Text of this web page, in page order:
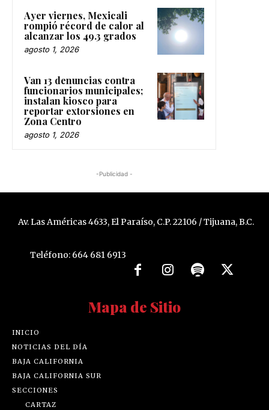
Ayer viernes, Mexicali
rompió récord de calor al
alcanzar los 49.3 grados
agosto 1, 2026
Van 13 denuncias contra
funcionarios municipales;
instalan kiosco para
reportar extorsiones en
Zona Centro
agosto 1, 2026
-Publicidad -
Av. Las Américas 4633, El Paraíso, C.P. 22106 / Tijuana, B.C.
Teléfono: 664 681 6913
Mapa de Sitio
INICIO
NOTICIAS DEL DÍA
BAJA CALIFORNIA
BAJA CALIFORNIA SUR
SECCIONES
CARTAZ